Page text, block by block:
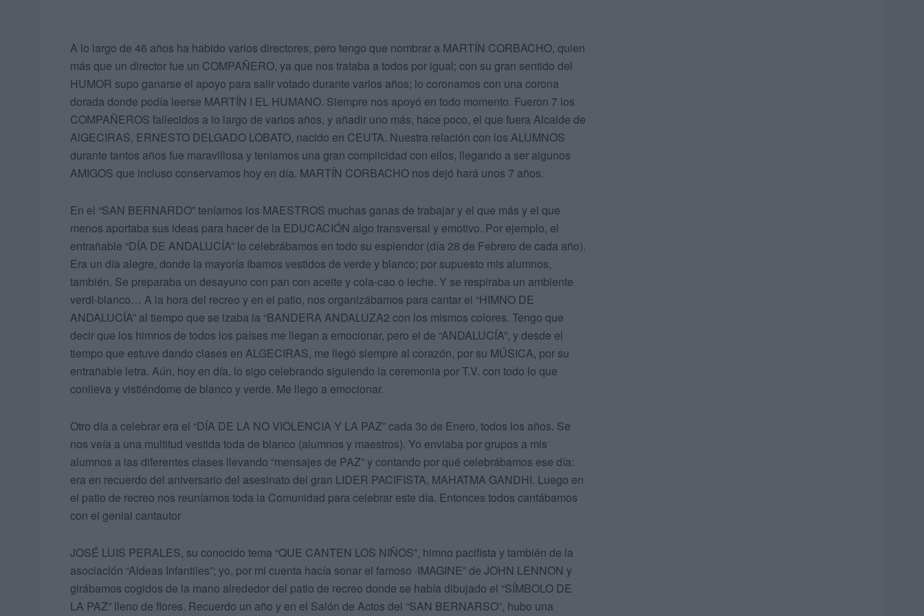
A lo largo de 46 años ha habido varios directores, pero tengo que nombrar a MARTÍN CORBACHO, quien
más que un director fue un COMPAÑERO, ya que nos trataba a todos por igual; con su gran sentido del
HUMOR supo ganarse el apoyo para salir votado durante varios años; lo coronamos con una corona
dorada donde podía leerse MARTÍN I EL HUMANO. Siempre nos apoyó en todo momento. Fueron 7 los
COMPAÑEROS fallecidos a lo largo de varios años, y añadir uno más, hace poco, el que fuera Alcalde de
AlGECIRAS, ERNESTO DELGADO LOBATO, nacido en CEUTA. Nuestra relación con los ALUMNOS
durante tantos años fue maravillosa y teníamos una gran complicidad con ellos, llegando a ser algunos
AMIGOS que incluso conservamos hoy en día. MARTÍN CORBACHO nos dejó hará unos 7 años.
En el “SAN BERNARDO” teníamos los MAESTROS muchas ganas de trabajar y el que más y el que
menos aportaba sus ideas para hacer de la EDUCACIÓN algo transversal y emotivo. Por ejemplo, el
entrañable “DÍA DE ANDALUCÍA” lo celebrábamos en todo su esplendor (día 28 de Febrero de cada año).
Era un día alegre, donde la mayoría íbamos vestidos de verde y blanco; por supuesto mis alumnos,
también. Se preparaba un desayuno con pan con aceite y cola-cao o leche. Y se respiraba un ambiente
verdi-blanco… A la hora del recreo y en el patio, nos organizábamos para cantar el “HIMNO DE
ANDALUCÍA” al tiempo que se izaba la “BANDERA ANDALUZA2 con los mismos colores. Tengo que
decir que los himnos de todos los países me llegan a emocionar, pero el de “ANDALUCÍA”, y desde el
tiempo que estuve dando clases en ALGECIRAS, me llegó siempre al corazón, por su MÚSICA, por su
entrañable letra. Aún, hoy en día, lo sigo celebrando siguiendo la ceremonia por T.V. con todo lo que
conlleva y vistiéndome de blanco y verde. Me llego a emocionar.
Otro día a celebrar era el “DÍA DE LA NO VIOLENCIA Y LA PAZ” cada 3o de Enero, todos los años. Se
nos veía a una multitud vestida toda de blanco (alumnos y maestros). Yo enviaba por grupos a mis
alumnos a las diferentes clases llevando “mensajes de PAZ” y contando por qué celebrábamos ese día:
era en recuerdo del aniversario del asesinato del gran LIDER PACIFISTA, MAHATMA GANDHI. Luego en
el patio de recreo nos reuníamos toda la Comunidad para celebrar este día. Entonces todos cantábamos
con el genial cantautor
JOSÉ LUIS PERALES, su conocido tema “QUE CANTEN LOS NIÑOS”, himno pacifista y también de la
asociación “Aldeas Infantiles”; yo, por mi cuenta hacía sonar el famoso ·IMAGINE” de JOHN LENNON y
girábamos cogidos de la mano alrededor del patio de recreo donde se había dibujado el “SÍMBOLO DE
LA PAZ” lleno de flores. Recuerdo un año y en el Salón de Actos del “SAN BERNARSO”, hubo una